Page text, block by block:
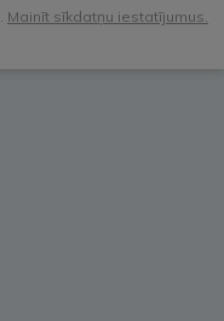
Mainīt sīkdatņu iestatījumus.